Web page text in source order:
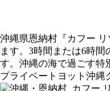
沖縄県恩納村『カフー
ます。3時間または6時
す。沖縄の海で過ごす特
プライベートヨット沖縄